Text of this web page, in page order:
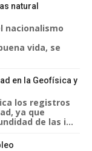
natural
nacionalismo
vida, se
en la Geofísica y
los registros
ya que
de las i...